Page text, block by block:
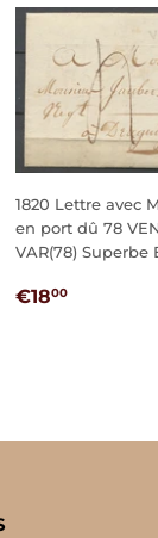
1820 Lettre avec
en port dû 78
VAR(78) Superbe
PRIX
€1800